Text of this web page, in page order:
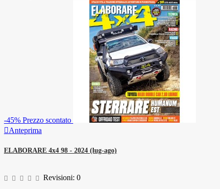
-45% Prezzo scontato
Anteprima
ELABORARE 4x4 98 - 2024 (lug-ago)
Revisioni: 0